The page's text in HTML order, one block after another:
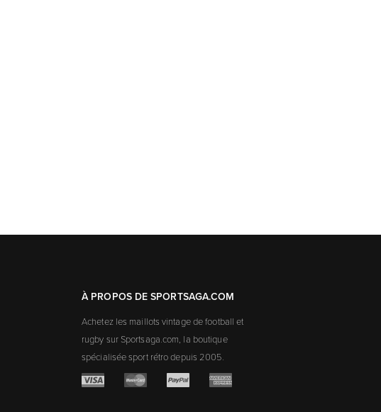
À PROPOS DE SPORTSAGA.COM
Achetez les maillots vintage de football et
rugby sur Sportsaga.com, la boutique
spécialisée sport rétro depuis 2005.